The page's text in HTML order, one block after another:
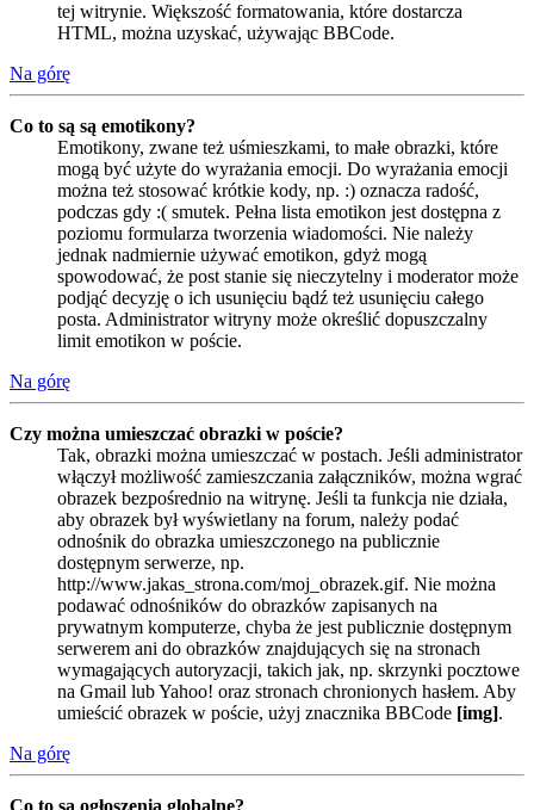
tej witrynie. Większość formatowania, które dostarcza
HTML, można uzyskać, używając BBCode.
Na górę
Co to są są emotikony?
Emotikony, zwane też uśmieszkami, to małe obrazki, które
mogą być użyte do wyrażania emocji. Do wyrażania emocji
można też stosować krótkie kody, np. :) oznacza radość,
podczas gdy :( smutek. Pełna lista emotikon jest dostępna z
poziomu formularza tworzenia wiadomości. Nie należy
jednak nadmiernie używać emotikon, gdyż mogą
spowodować, że post stanie się nieczytelny i moderator może
podjąć decyzję o ich usunięciu bądź też usunięciu całego
posta. Administrator witryny może określić dopuszczalny
limit emotikon w poście.
Na górę
Czy można umieszczać obrazki w poście?
Tak, obrazki można umieszczać w postach. Jeśli administrator
włączył możliwość zamieszczania załączników, można wgrać
obrazek bezpośrednio na witrynę. Jeśli ta funkcja nie działa,
aby obrazek był wyświetlany na forum, należy podać
odnośnik do obrazka umieszczonego na publicznie
dostępnym serwerze, np.
http://www.jakas_strona.com/moj_obrazek.gif. Nie można
podawać odnośników do obrazków zapisanych na
prywatnym komputerze, chyba że jest publicznie dostępnym
serwerem ani do obrazków znajdujących się na stronach
wymagających autoryzacji, takich jak, np. skrzynki pocztowe
na Gmail lub Yahoo! oraz stronach chronionych hasłem. Aby
umieścić obrazek w poście, użyj znacznika BBCode [img].
Na górę